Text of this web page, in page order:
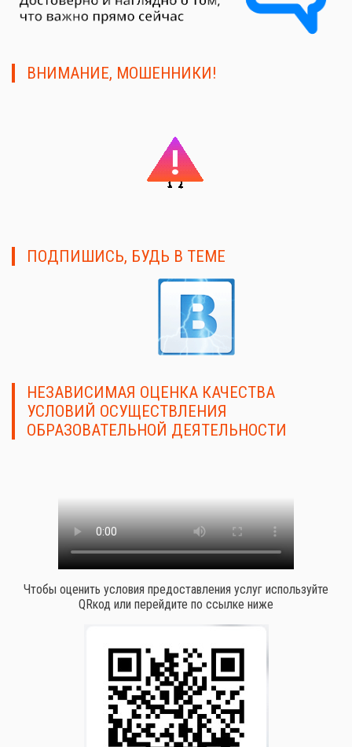
ВНИМАНИЕ, МОШЕННИКИ!
ПОДПИШИСЬ, БУДЬ В ТЕМЕ
НЕЗАВИСИМАЯ ОЦЕНКА КАЧЕСТВА
УСЛОВИЙ ОСУЩЕСТВЛЕНИЯ
ОБРАЗОВАТЕЛЬНОЙ ДЕЯТЕЛЬНОСТИ
Чтобы оценить условия предоставления услуг используйте
QRкод или перейдите по ссылке ниже